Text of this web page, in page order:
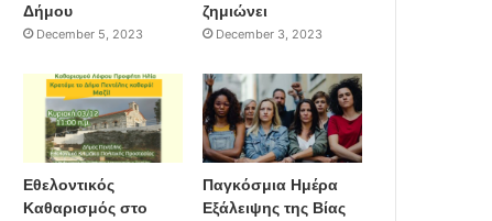
Δήμου
December 5, 2023
ζημιώνει
December 3, 2023
Εθελοντικός
Καθαρισμός στο
Παγκόσμια Ημέρα
Εξάλειψης της Βίας